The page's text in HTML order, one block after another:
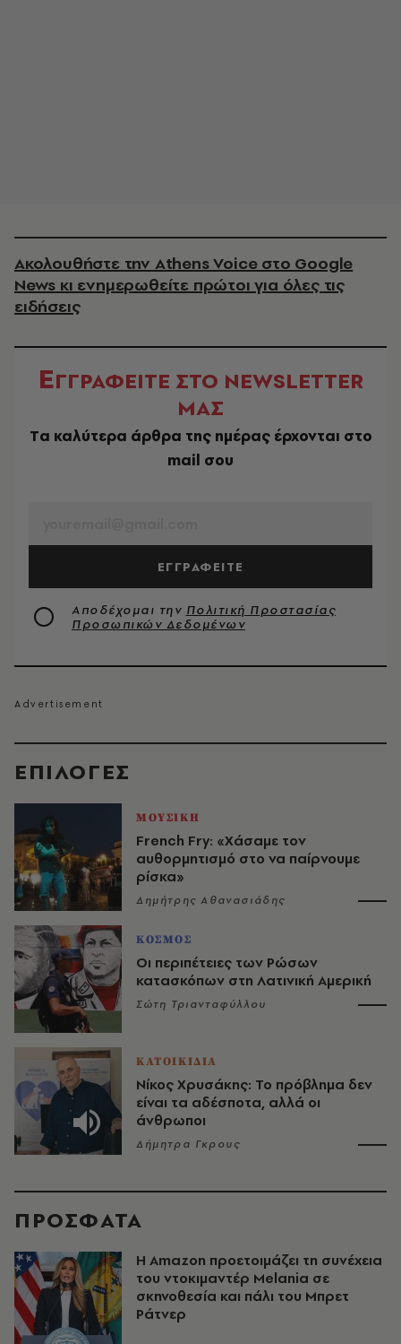
EΠΙΛΟΓΈΣ
ΜΟΥΣΙΚΗ
French Fry: «Χάσαμε τον
αυθορμητισμό στο να παίρνουμε
ρίσκα»
Δημήτρης Αθανασιάδης
ΚΟΣΜΟΣ
Οι περιπέτειες των Ρώσων
κατασκόπων στη Λατινική Αμερική
Σώτη Τριανταφύλλου
ΚΑΤΟΙΚΙΔΙΑ
Νίκος Χρυσάκης: Το πρόβλημα δεν
είναι τα αδέσποτα, αλλά οι
άνθρωποι
Δήμητρα Γκρους
Ακολουθήστε την Athens Voice στο Google
News κι ενημερωθείτε πρώτοι για όλες τις
ειδήσεις
ΕΓΓΡΑΦΕΙΤΕ ΣΤΟ NEWSLETTER
ΜΑΣ
Tα καλύτερα άρθρα της ημέρας έρχονται στο
mail σου
ΕΓΓΡΑΦΕΙΤΕ
Αποδέχομαι την Πολιτική Προστασίας
Προσωπικών Δεδομένων
ΠΡΟΣΦΑΤΑ
Η Amazon προετοιμάζει τη συνέχεια
του ντοκιμαντέρ Melania σε
σκηνοθεσία και πάλι του Μπρετ
Ράτνερ